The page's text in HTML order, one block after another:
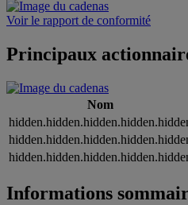
Voir le rapport de conformité
Principaux
Nom
Informations